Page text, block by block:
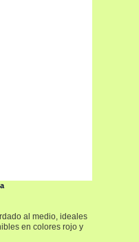
al medio, ideales
en colores rojo y